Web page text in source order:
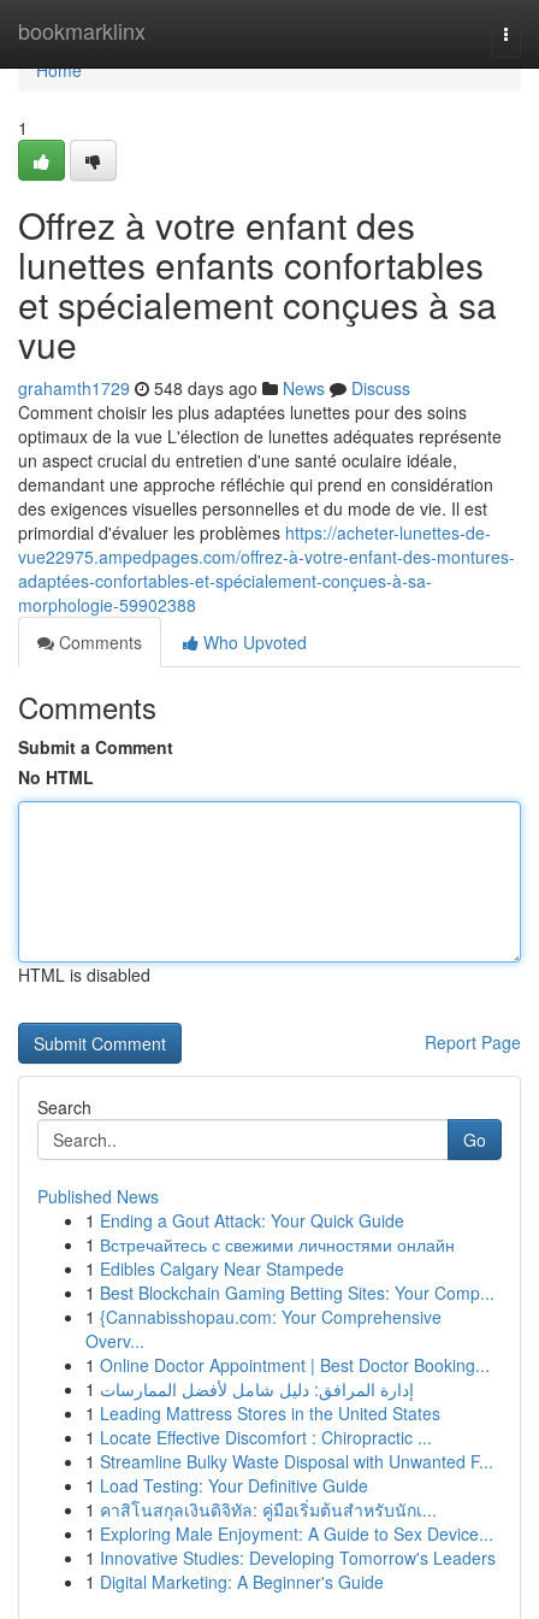
bookmarklinx
Home
Home
1
Offrez à votre enfant des
lunettes enfants confortables
et spécialement conçues à sa
vue
grahamth1729 548 days ago News
Discuss
Comment choisir les plus adaptées lunettes pour des soins
optimaux de la vue L'élection de lunettes adéquates représente
un aspect crucial du entretien d'une santé oculaire idéale,
demandant une approche réfléchie qui prend en considération
des exigences visuelles personnelles et du mode de vie. Il est
primordial d'évaluer les problèmes https://acheter-lunettes-de-
vue22975.ampedpages.com/offrez-à-votre-enfant-des-montures-
adaptées-confortables-et-spécialement-conçues-à-sa-
morphologie-59902388
Comments
Who Upvoted
Comments
Submit a Comment
No HTML
HTML is disabled
Report Page
Search
Go
Published News
1 Ending a Gout Attack: Your Quick Guide
1 Встречайтесь с свежими личностями онлайн
1 Edibles Calgary Near Stampede
1 Best Blockchain Gaming Betting Sites: Your Comp...
1 {Cannabisshopau.com: Your Comprehensive
Overv...
1 Online Doctor Appointment | Best Doctor Booking...
1 إدارة المرافق: دليل شامل لأفضل الممارسات
1 Leading Mattress Stores in the United States
1 Locate Effective Discomfort : Chiropractic ...
1 Streamline Bulky Waste Disposal with Unwanted F...
1 Load Testing: Your Definitive Guide
1 คาสิโนสกุลเงินดิจิทัล: คู่มือเริ่มต้นสำหรับนักเ...
1 Exploring Male Enjoyment: A Guide to Sex Device...
1 Innovative Studies: Developing Tomorrow's Leaders
1 Digital Marketing: A Beginner's Guide